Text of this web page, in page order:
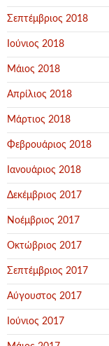
Σεπτέμβριος 2018
Ιούνιος 2018
Μάιος 2018
Απρίλιος 2018
Μάρτιος 2018
Φεβρουάριος 2018
Ιανουάριος 2018
Δεκέμβριος 2017
Νοέμβριος 2017
Οκτώβριος 2017
Σεπτέμβριος 2017
Αύγουστος 2017
Ιούνιος 2017